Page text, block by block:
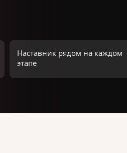
Наставник рядом на каждом
этапе